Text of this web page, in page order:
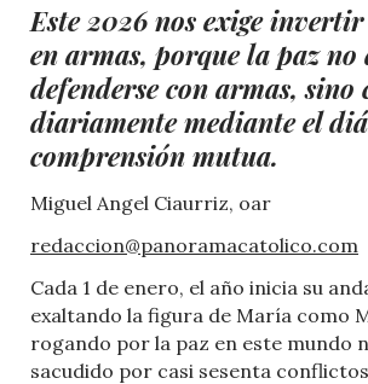
Este 2026 nos exige
en armas, porque la paz no
defenderse con armas,
diariamente mediante el
comprensión mutua.
Miguel Angel Ciaurriz, oar
redaccion@panoramacatolico.com
Cada 1 de enero, el año inicia su
exaltando la figura de María como
rogando por la paz en este mundo
sacudido por casi sesenta